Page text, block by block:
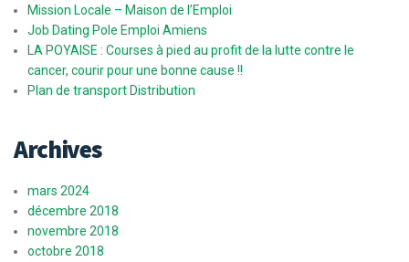
Mission Locale – Maison de l’Emploi
Job Dating Pole Emploi Amiens
LA POYAISE : Courses à pied au profit de la lutte contre le
cancer, courir pour une bonne cause !!
Plan de transport Distribution
Archives
mars 2024
décembre 2018
novembre 2018
octobre 2018